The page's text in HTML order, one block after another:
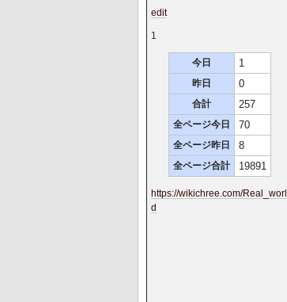
edit
1
今日 1
昨日 0
合計 257
全ページ今日 70
全ページ昨日 8
全ページ合計 19891
https://wikichree.com/Real_worl
d